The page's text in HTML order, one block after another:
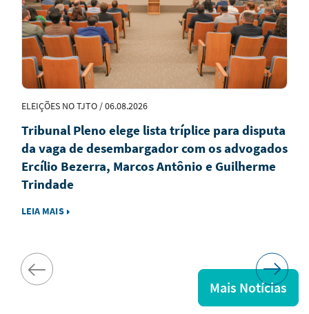
ELEIÇÕES NO TJTO / 06.08.2026
Tribunal Pleno elege lista tríplice para disputa
da vaga de desembargador com os advogados
Ercílio Bezerra, Marcos Antônio e Guilherme
Trindade
LEIA MAIS
Mais Notícias